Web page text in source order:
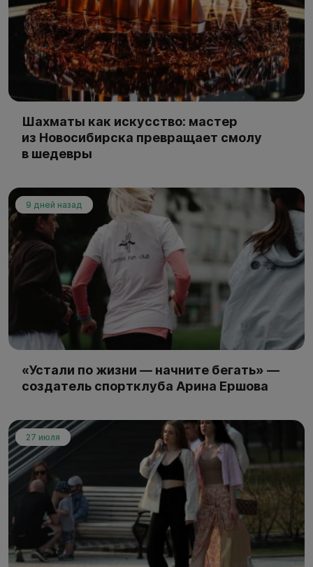
Шахматы как искусство: мастер
из Новосибирска превращает смолу
в шедевры
9 дней назад
«Устали по жизни — начните бегать» —
создатель спортклуба Арина Ершова
27 июля